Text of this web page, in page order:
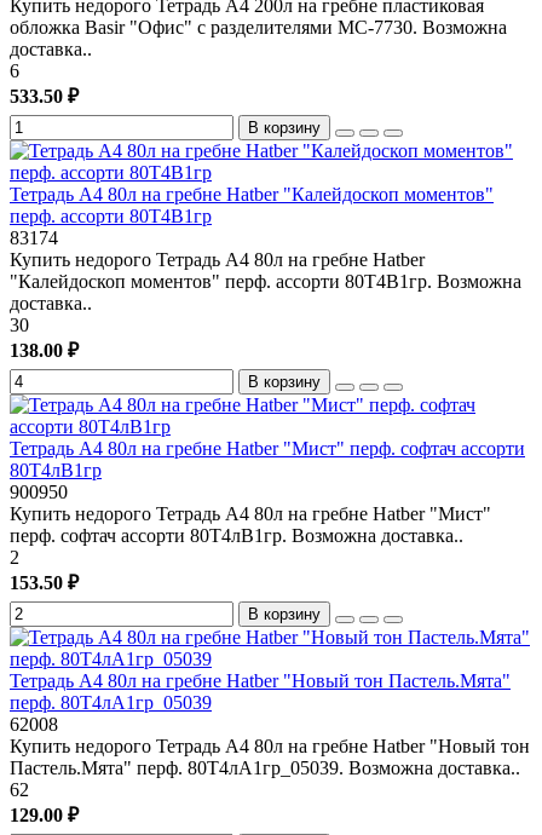
Купить недорого Тетрадь А4 200л на гребне пластиковая
обложка Basir "Офис" с разделителями МС-7730. Возможна
доставка..
6
533.50 ₽
В корзину
Тетрадь А4 80л на гребне Hatber "Калейдоскоп моментов"
перф. ассорти 80Т4В1гр
83174
Купить недорого Тетрадь А4 80л на гребне Hatber
"Калейдоскоп моментов" перф. ассорти 80Т4В1гр. Возможна
доставка..
30
138.00 ₽
В корзину
Тетрадь А4 80л на гребне Hatber "Мист" перф. софтач ассорти
80Т4лВ1гр
900950
Купить недорого Тетрадь А4 80л на гребне Hatber "Мист"
перф. софтач ассорти 80Т4лВ1гр. Возможна доставка..
2
153.50 ₽
В корзину
Тетрадь А4 80л на гребне Hatber "Новый тон Пастель.Мята"
перф. 80Т4лА1гр_05039
62008
Купить недорого Тетрадь А4 80л на гребне Hatber "Новый тон
Пастель.Мята" перф. 80Т4лА1гр_05039. Возможна доставка..
62
129.00 ₽